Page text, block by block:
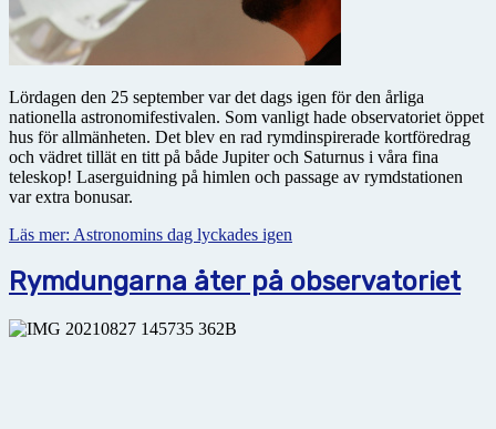
Lördagen den 25 september var det dags igen för den årliga
nationella astronomifestivalen. Som vanligt hade observatoriet öppet
hus för allmänheten. Det blev en rad rymdinspirerade kortföredrag
och vädret tillät en titt på både Jupiter och Saturnus i våra fina
teleskop! Laserguidning på himlen och passage av rymdstationen
var extra bonusar.
Läs mer: Astronomins dag lyckades igen
Rymdungarna åter på observatoriet